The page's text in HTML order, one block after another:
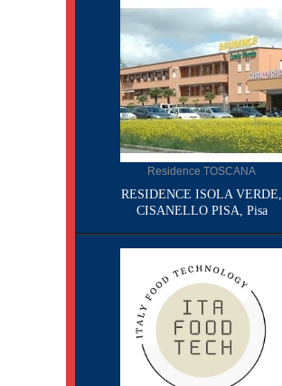
Residence TOSCANA
RESIDENCE ISOLA VERDE,
CISANELLO PISA, Pisa